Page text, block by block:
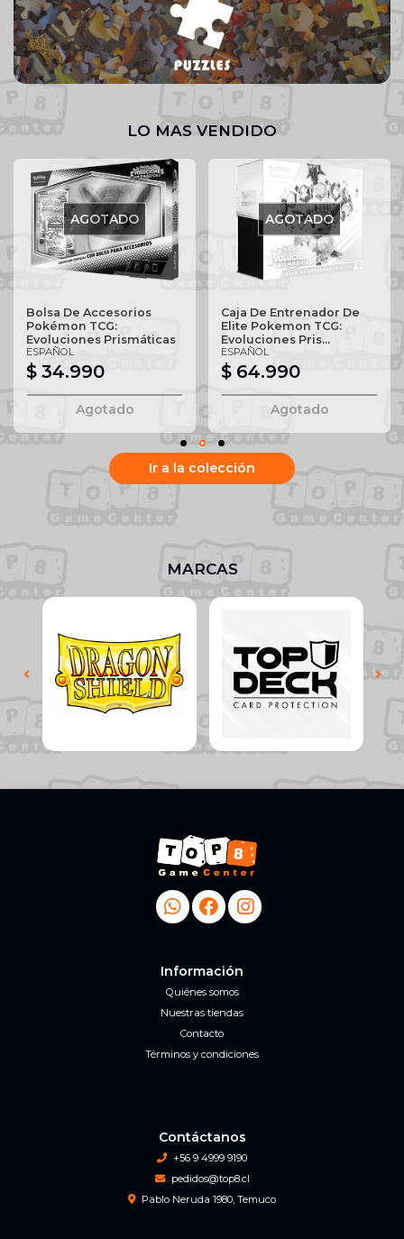
LO MAS VENDIDO
AGOTADO
Bolsa De Accesorios
Pokémon TCG:
Evoluciones Prismáticas
ESPAÑOL
$ 34.990
Agotado
AGOTADO
Caja De Entrenador De
Elite Pokemon TCG:
Evoluciones Pris...
ESPAÑOL
$ 64.990
Agotado
Ir a la colección
MARCAS
Información
Quiénes somos
Nuestras tiendas
Contacto
Términos y condiciones
Contáctanos
+56 9 4999 9190
pedidos@top8.cl
Pablo Neruda 1980, Temuco